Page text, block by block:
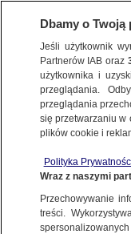
METEO
NAUKA
przyznano
5.10.2022, 16:10
Dbamy o Twoją
Jeśli użytkownik
Partnerów IAB oraz
użytkownika i
przeglądania.
przeglądania
się przetwarzaniu w
plików cookie i
Polityka
Wraz z naszymi
Przechowywanie
treści.